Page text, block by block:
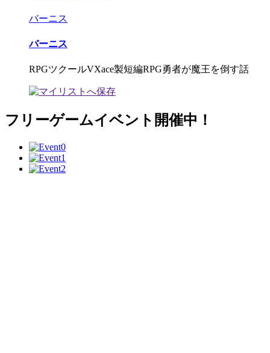
バーニス
バーニス
RPGツクールVXace製短編RPG勇者が魔王を倒す話
フリーゲームイベント開催中！